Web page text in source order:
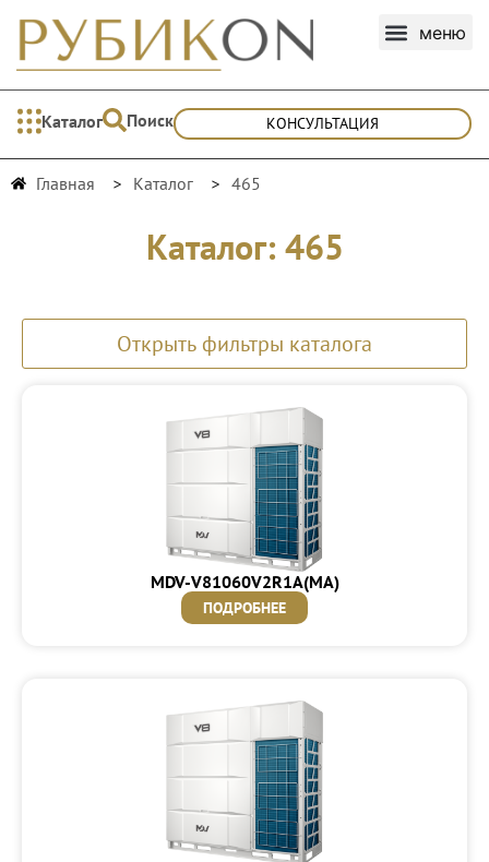
Каталог Поиск КОНСУЛЬТАЦИЯ
Главная Каталог 465
Каталог: 465
Открыть фильтры каталога
MDV-V81060V2R1A(MA)
ПОДРОБНЕЕ